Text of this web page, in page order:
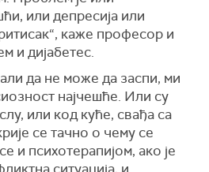
или депресија или
каже професор и
и дијабетес.
да не може да заспи, ми
најчешће. Или су
или код куће, свађа са
се тачно о чему се
и психотерапијом, ако је